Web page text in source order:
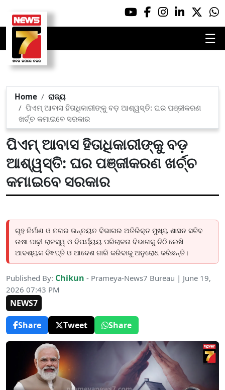
☰
Home
ରାଜ୍ୟ
ପିଏମ୍ ଆବାସ ହିତାଧିକାରୀଙ୍କୁ ବଡ଼ ଆଶ୍ୱସ୍ତି: ଘର ପଞ୍ଜୀକରଣ
ଖର୍ଚ୍ଚ କମାଇବେ ସରକାର
ପିଏମ୍ ଆବାସ ହିତାଧିକାରୀଙ୍କୁ ବଡ଼
ଆଶ୍ୱସ୍ତି: ଘର ପଞ୍ଜୀକରଣ ଖର୍ଚ୍ଚ
କମାଇବେ ସରକାର
ଗୃହ ନିର୍ମାଣ ଓ ନଗର ଉନ୍ନୟନ ବିଭାଗର ଅତିରିକ୍ତ ମୁଖ୍ୟ ଶାସନ ସଚିବ
ଉଷା ପାଢ଼ୀ ରାଜସ୍ୱ ଓ ବିପର୍ଯ୍ୟୟ ପରିଚାଳନା ବିଭାଗକୁ ଚିଠି ଲେଖି
ଆବଶ୍ୟକ ବିଜ୍ଞପ୍ତି ଓ ଆଦେଶ ଜାରି କରିବାକୁ ଅନୁରୋଧ କରିଛନ୍ତି।
Published By: Chikun - Prameya-News7 Bureau | June 19,
2026 07:43 PM
NEWS7
Share
Tweet Share